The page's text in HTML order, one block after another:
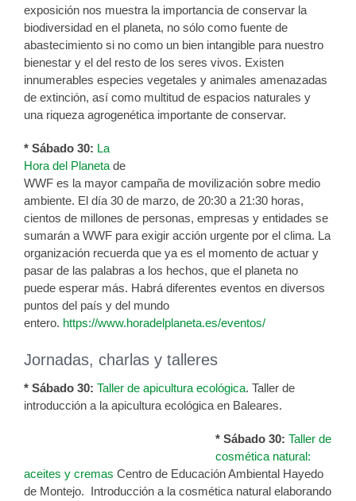
exposición nos muestra la importancia de conservar la
biodiversidad en el planeta, no sólo como fuente de
abastecimiento si no como un bien intangible para nuestro
bienestar y el del resto de los seres vivos. Existen
innumerables especies vegetales y animales amenazadas
de extinción, así como multitud de espacios naturales y
una riqueza agrogenética importante de conservar.
* Sábado 30: La
Hora del Planeta de
WWF es la mayor campaña de movilización sobre medio
ambiente. El día 30 de marzo, de 20:30 a 21:30 horas,
cientos de millones de personas, empresas y entidades se
sumarán a WWF para exigir acción urgente por el clima. La
organización recuerda que ya es el momento de actuar y
pasar de las palabras a los hechos, que el planeta no
puede esperar más. Habrá diferentes eventos en diversos
puntos del país y del mundo
entero. https://www.horadelplaneta.es/eventos/
Jornadas, charlas y talleres
* Sábado 30: Taller de apicultura ecológica. Taller de
introducción a la apicultura ecológica en Baleares.
* Sábado 30: Taller de
cosmética natural:
aceites y cremas Centro de Educación Ambiental Hayedo
de Montejo. Introducción a la cosmética natural elaborando